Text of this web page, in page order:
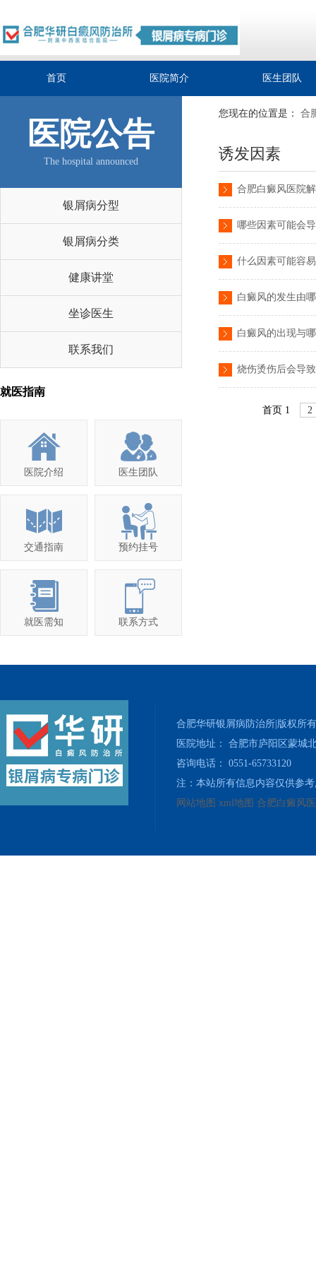
首页 医院简介 医生团队
医院公告
The hospital announced
银屑病分型
银屑病分类
健康讲堂
坐诊医生
联系我们
就医指南
医院介绍 医生团队
交通指南 预约挂号
就医需知 联系方式
您现在的位置是： 合
诱发因素
合肥白癜风医院
哪些因素可能会
什么因素可能容
白癜风的发生由
白癜风的出现与
烧伤烫伤后会导
首页 1 2
合肥华研银屑病防治所|版权所有
医院地址： 合肥市庐阳区蒙城
咨询电话： 0551-65733120
注：本站所有信息内容仅供参
网站地图 xml地图 合肥白癜风